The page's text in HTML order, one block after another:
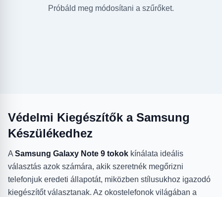
Próbáld meg módosítani a szűrőket.
Védelmi Kiegészítők a Samsung
Készülékedhez
A Samsung Galaxy Note 9 tokok kínálata ideális
választás azok számára, akik szeretnék megőrizni
telefonjuk eredeti állapotát, miközben stílusukhoz igazodó
kiegészítőt választanak. Az okostelefonok világában a